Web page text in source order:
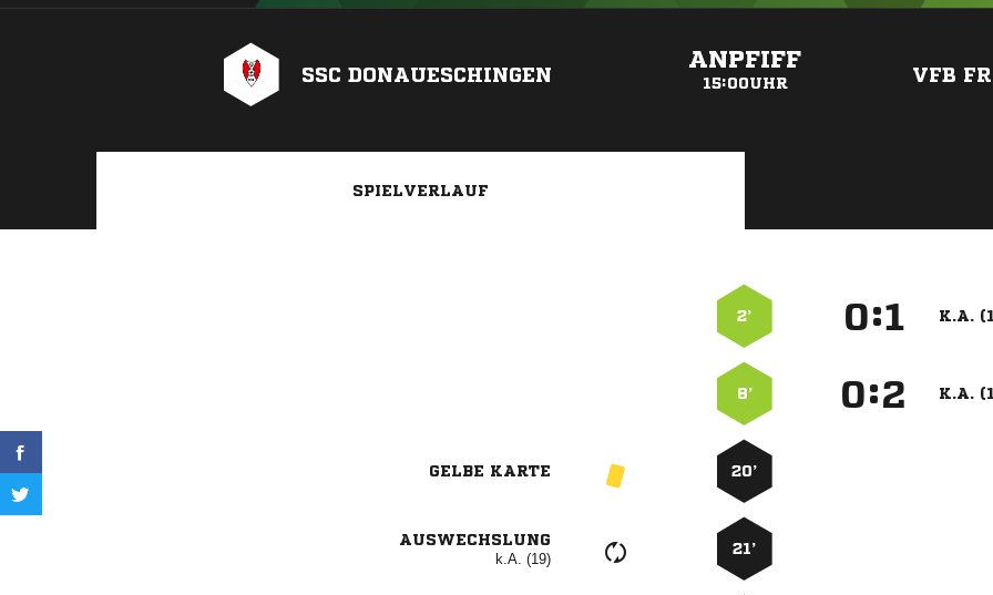
SSC DONAUESCHINGEN
ANPFIFF
15:00UHR VFB
SPIELVERLAUF
2’ : K.A.
8’ : K.A.
GELBE KARTE 20’
AUSWECHSLUNG
k.A. (19)
21’